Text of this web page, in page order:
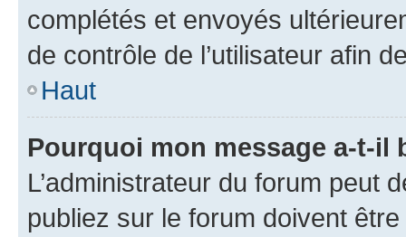
complétés et envoyés
de contrôle de l’utilisateur afin
Haut
Pourquoi mon message a-t-il
L’administrateur du forum peut
publiez sur le forum doivent